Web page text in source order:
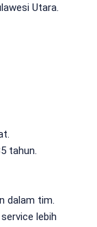
Utara.
tahun.
dalam tim.
lebih